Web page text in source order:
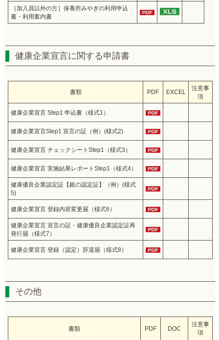
［加入員以外の方］保養所みやぎの利用申込
書・利用案内書
健康企業宣言に関する申請書
書類 PDF EXCEL
注意事
項
健康企業宣言 Step1 申込書（様式1）
健康企業宣言Step1 宣言の証（例）(様式2)
健康企業宣言 チェックシートStep1（様式3）
健康企業宣言 実施結果レポートStep1（様式4）
健康優良企業認定証【銀の認定証】（例）(様式
5)
健康企業宣言 登録内容変更届（様式6）
健康企業宣言 宣言の証・健康優良企業認定証再
発行届（様式7）
健康企業宣言 登録（認定）辞退届（様式8）
その他
書類 PDF DOC
注意事
項